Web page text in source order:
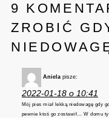
9
ZROBIĆ
Aniela pisze:
2022-01-18 o 10:41
Mój pies miał lekką niedowagę gdy
pewnie ktoś go zostawił… W domu